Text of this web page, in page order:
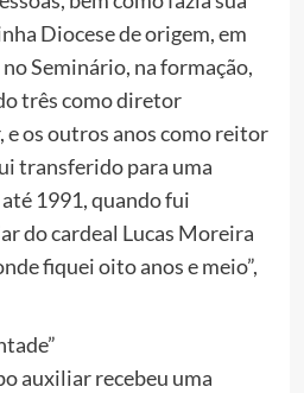
Diocese de origem, em
Seminário, na formação,
três como diretor
os outros anos como reitor
transferido para uma
1991, quando fui
do cardeal Lucas Moreira
fiquei oito anos e meio”,
auxiliar recebeu uma